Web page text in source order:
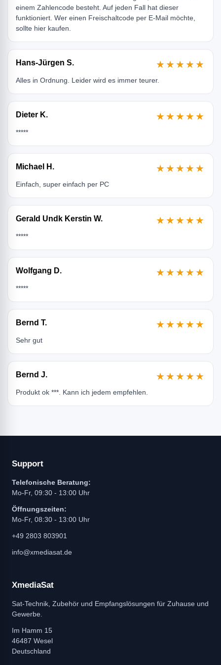
einem Zahlencode besteht. Auf jeden Fall hat dieser
funktioniert. Wer einen Freischaltcode per E-Mail möchte,
sollte hier kaufen.
Hans-Jürgen S. ★★★★★
Alles in Ordnung. Leider wird es immer teurer.
Dieter K. ★★★★★
*****
Michael H. ★★★★★
Einfach, super einfach per PC
Gerald Undk Kerstin W. ★★★★★
*****
Wolfgang D. ★★★★★
*****
Bernd T. ★★★★★
Sehr gut
Bernd J. ★★★★★
Produkt ok ***. Kann ich jedem empfehlen.
Support
Telefonische Beratung:
Mo-Fr, 09:30 - 13:00 Uhr
Öffnungszeiten:
Mo-Fr, 08:30 - 13:00 Uhr
+49 2803 803901
info@xmediasat.de
XmediaSat
Sat-Technik, Zubehör und Empfangslösungen für Zuhause und
Gewerbe.
Im Hamm 15
46487 Wesel
Deutschland